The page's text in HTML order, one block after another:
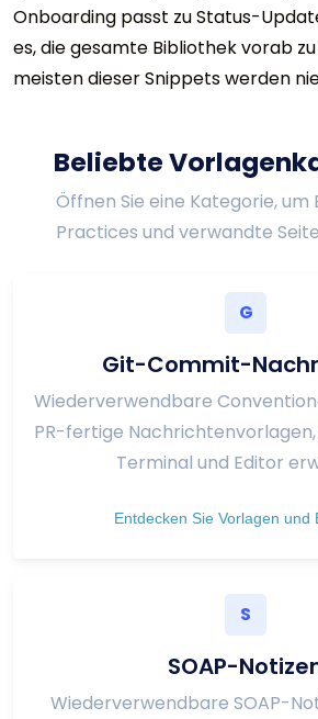
Onboarding passt zu Status-
es, die gesamte Bibliothek vorab
meisten dieser Snippets werden
Beliebte
Öffnen Sie eine Kategorie, um
Practices und verwandte
G
Git-Commit-
Wiederverwendbare
PR-fertige
Terminal und Editor
Entdecken Sie Vorlagen und
S
SOAP-
Wiederverwendbare SOAP-